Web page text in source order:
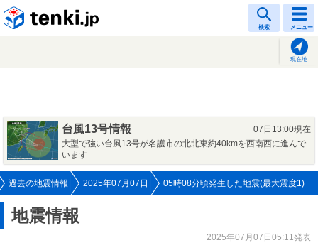
検索 メニュー
現在地
台風13号情報
07日13:00現在
大型で強い台風13号が名護市の北北東約40kmを西南西に進んで
います
過去の地震情報 2025年07月07日 05時08分頃発生した地震(最大震度1)
地震情報
2025年07月07日05:11発表